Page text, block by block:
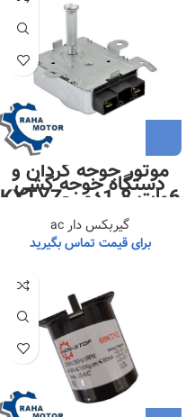
موتور جوجه گردان و
دستگاه جوجه کشی
6وات 1.8دور KXTYZ-
گیربکس دار ac
برای قیمت تماس بگیرید